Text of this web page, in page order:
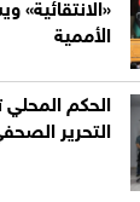
الأممية
الحكم
التحرير